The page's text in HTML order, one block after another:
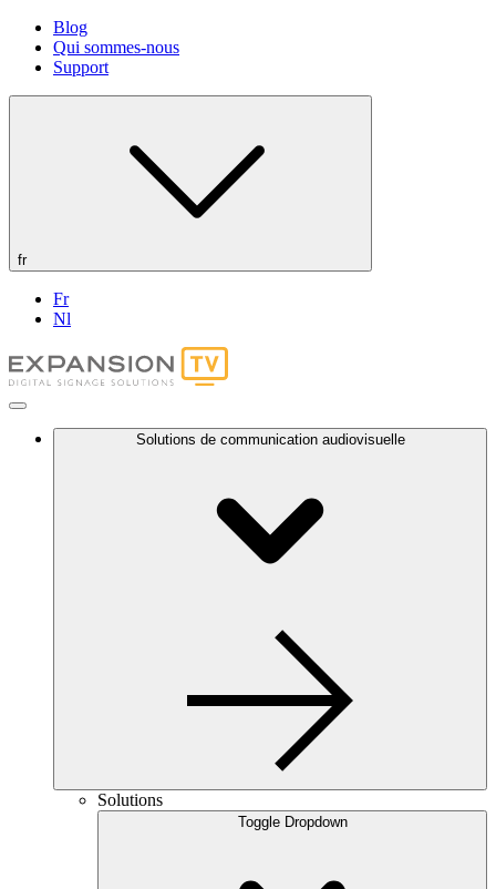
Blog
Qui sommes-nous
Support
fr
Fr
Nl
Solutions de communication audiovisuelle
Solutions
Toggle Dropdown